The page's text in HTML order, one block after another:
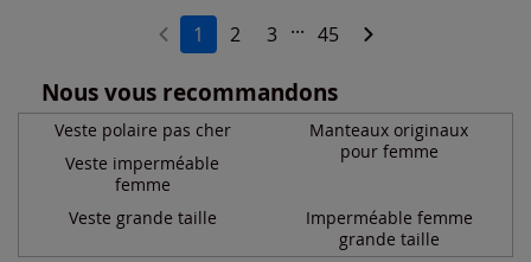
1 2 3 ... 45
Nous vous recommandons
Veste polaire pas cher
Veste imperméable
femme
Manteaux originaux
pour femme
Veste grande taille
Imperméable femme
grande taille